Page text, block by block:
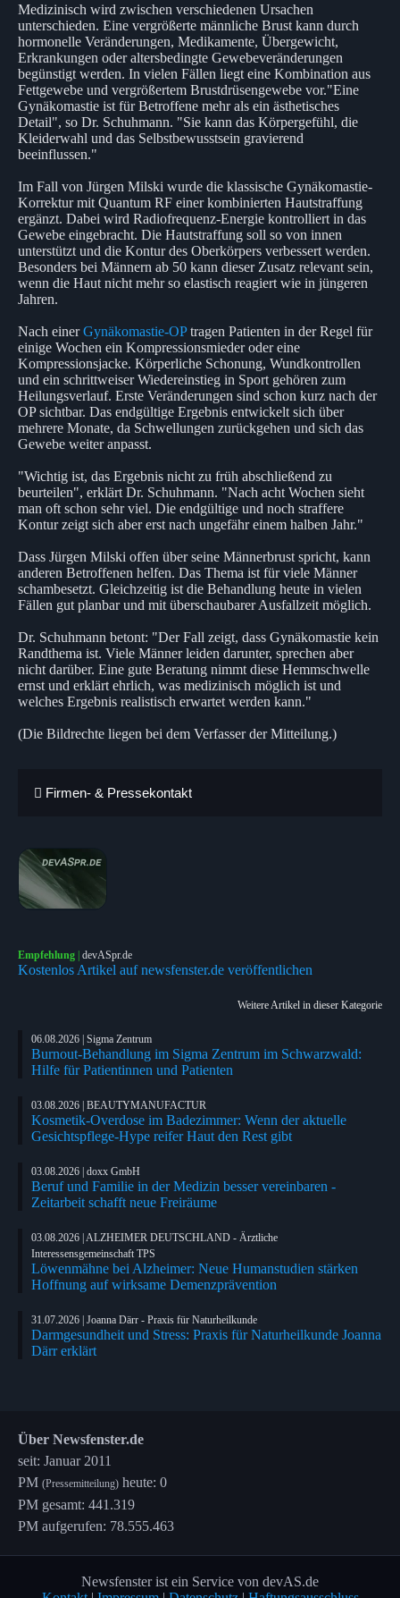
Medizinisch wird zwischen verschiedenen Ursachen
unterschieden. Eine vergrößerte männliche Brust kann durch
hormonelle Veränderungen, Medikamente, Übergewicht,
Erkrankungen oder altersbedingte Gewebeveränderungen
begünstigt werden. In vielen Fällen liegt eine Kombination aus
Fettgewebe und vergrößertem Brustdrüsengewebe vor."Eine
Gynäkomastie ist für Betroffene mehr als ein ästhetisches
Detail", so Dr. Schuhmann. "Sie kann das Körpergefühl, die
Kleiderwahl und das Selbstbewusstsein gravierend
beeinflussen."
Im Fall von Jürgen Milski wurde die klassische Gynäkomastie-
Korrektur mit Quantum RF einer kombinierten Hautstraffung
ergänzt. Dabei wird Radiofrequenz-Energie kontrolliert in das
Gewebe eingebracht. Die Hautstraffung soll so von innen
unterstützt und die Kontur des Oberkörpers verbessert werden.
Besonders bei Männern ab 50 kann dieser Zusatz relevant sein,
wenn die Haut nicht mehr so elastisch reagiert wie in jüngeren
Jahren.
Nach einerGynäkomastie-OPtragen Patienten in der Regel für
einige Wochen ein Kompressionsmieder oder eine
Kompressionsjacke. Körperliche Schonung, Wundkontrollen
und ein schrittweiser Wiedereinstieg in Sport gehören zum
Heilungsverlauf. Erste Veränderungen sind schon kurz nach der
OP sichtbar. Das endgültige Ergebnis entwickelt sich über
mehrere Monate, da Schwellungen zurückgehen und sich das
Gewebe weiter anpasst.
"Wichtig ist, das Ergebnis nicht zu früh abschließend zu
beurteilen", erklärt Dr. Schuhmann. "Nach acht Wochen sieht
man oft schon sehr viel. Die endgültige und noch straffere
Kontur zeigt sich aber erst nach ungefähr einem halben Jahr."
Dass Jürgen Milski offen über seine Männerbrust spricht, kann
anderen Betroffenen helfen. Das Thema ist für viele Männer
schambesetzt. Gleichzeitig ist die Behandlung heute in vielen
Fällen gut planbar und mit überschaubarer Ausfallzeit möglich.
Dr. Schuhmann betont: "Der Fall zeigt, dass Gynäkomastie kein
Randthema ist. Viele Männer leiden darunter, sprechen aber
nicht darüber. Eine gute Beratung nimmt diese Hemmschwelle
ernst und erklärt ehrlich, was medizinisch möglich ist und
welches Ergebnis realistisch erwartet werden kann."
(Die Bildrechte liegen bei dem Verfasser der Mitteilung.)
Firmen- & Pressekontakt
Empfehlung | devASpr.de
Kostenlos Artikel auf newsfenster.de veröffentlichen
Weitere Artikel in dieser Kategorie
06.08.2026 | Sigma Zentrum
Burnout-Behandlung im Sigma Zentrum im Schwarzwald:
Hilfe für Patientinnen und Patienten
03.08.2026 | BEAUTYMANUFACTUR
Kosmetik-Overdose im Badezimmer: Wenn der aktuelle
Gesichtspflege-Hype reifer Haut den Rest gibt
03.08.2026 | doxx GmbH
Beruf und Familie in der Medizin besser vereinbaren -
Zeitarbeit schafft neue Freiräume
03.08.2026 | ALZHEIMER DEUTSCHLAND - Ärztliche
Interessensgemeinschaft TPS
Löwenmähne bei Alzheimer: Neue Humanstudien stärken
Hoffnung auf wirksame Demenzprävention
31.07.2026 | Joanna Därr - Praxis für Naturheilkunde
Darmgesundheit und Stress: Praxis für Naturheilkunde Joanna
Därr erklärt
Über Newsfenster.de
seit: Januar 2011
PM (Pressemitteilung) heute: 0
PM gesamt: 441.319
PM aufgerufen: 78.555.463
Newsfenster ist ein Service von devAS.de